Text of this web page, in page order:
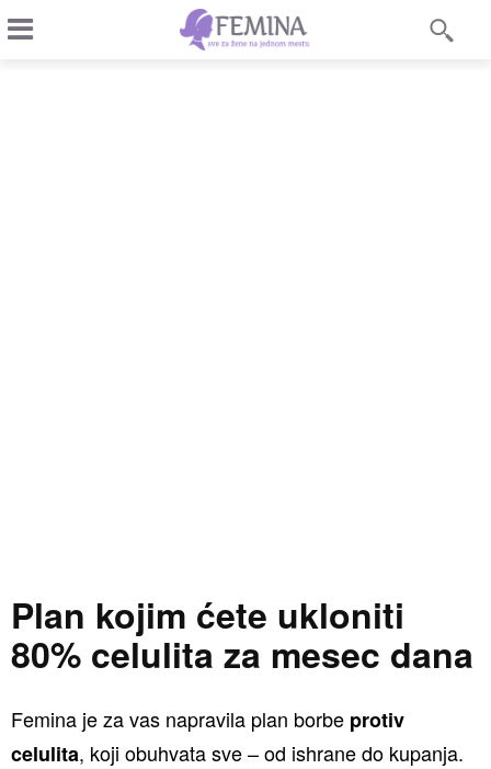
Plan kojim ćete ukloniti
80% celulita za mesec dana
Femina je za vas napravila plan borbe protiv
celulita, koji obuhvata sve – od ishrane do kupanja.